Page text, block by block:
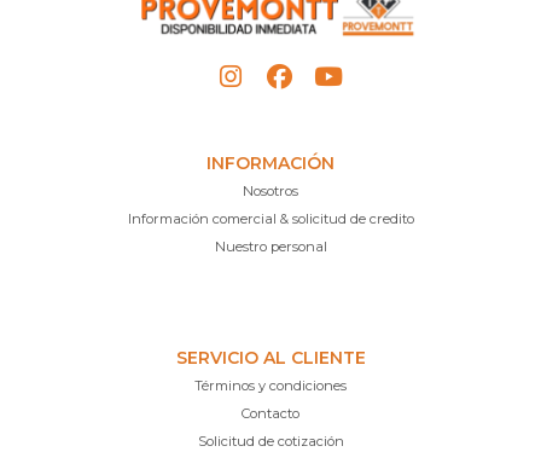
INFORMACIÓN
Nosotros
Información comercial & solicitud de credito
Nuestro personal
SERVICIO AL CLIENTE
Términos y condiciones
Contacto
Solicitud de cotización